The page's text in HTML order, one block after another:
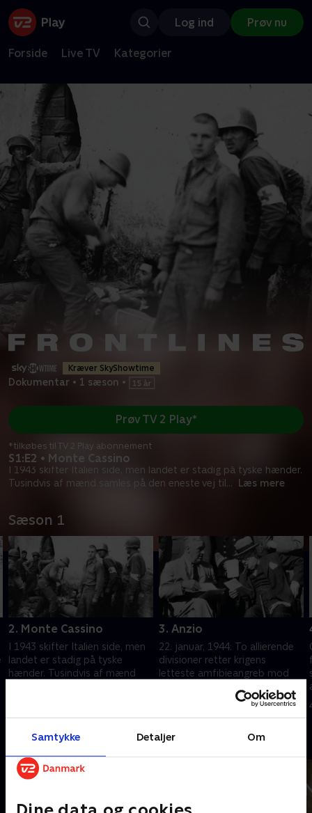
Samtykke Detaljer Om
Log ind Prøv nu
Forside Live TV Kategorier
Kræver SkyShowtime
Dokumentar • 1 sæson •
S1:E2 • Monte Cassino
I 1943 skifter Italien side, men landet er stadig på tyske hænder.
Tusindvis af mænd samles på den eneste vej til ... Læs mere
Prøv TV 2 Play*
*tilkøbes til TV 2 Play abonnement
Sæson 1
2. Monte Cassino
I 1943 skifter Italien side, men
landet er stadig på tyske
hænder. Tusindvis af mænd
3. Anzio
22. januar, 1944: To allierende
divisioner retter krigens
letteste amfibieangreb mod
men formår ikke udnytte deres
Andre så også